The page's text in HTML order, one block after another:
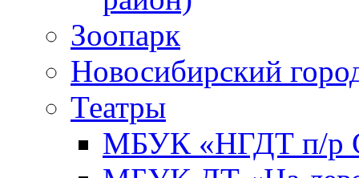
Зоопарк
Новосибирский
Театры
МБУК «НГДТ п/р